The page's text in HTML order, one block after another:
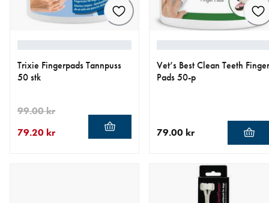
Trixie Fingerpads Tannpuss
50 stk
79.20 kr
99.00 kr
Vet’s Best Clean Teeth Finger
Pads 50-p
79.00 kr